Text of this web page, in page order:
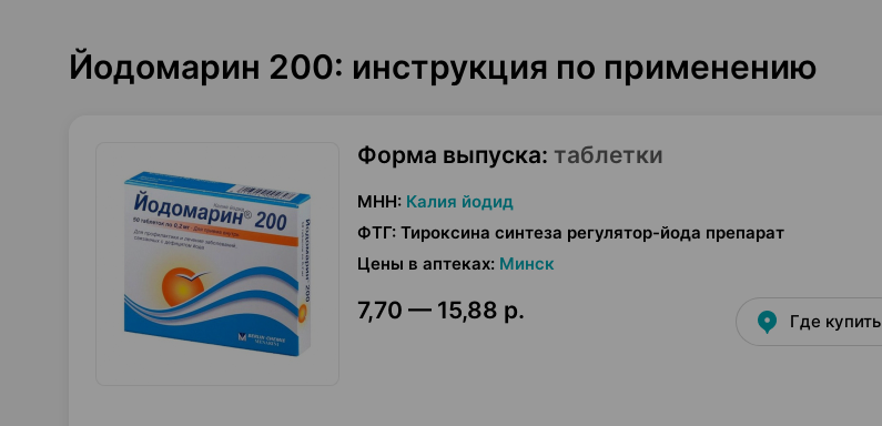
Йодомарин 200: инструкция по применению
Форма выпуска: таблетки
МНН: Калия йодид
ФТГ: Тироксина синтеза регулятор-йода препарат
Цены в аптеках: Минск
7,70 — 15,88 р. Где купить